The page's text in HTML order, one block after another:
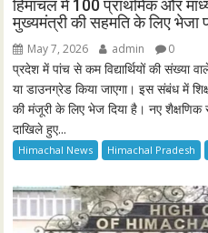
हिमाचल में 100 प्राथमिक और
मुख्यमंत्री की सहमति के लिए भेजा
May 7, 2026 admin 0
प्रदेश में पांच से कम विद्यार्थियों की संख्या
या डाउनग्रेड किया जाएगा। इस संबंध में
की मंजूरी के लिए भेज दिया है। नए शैक्षणिक
दाखिले हुए...
Himachal News Himachal Pradesh